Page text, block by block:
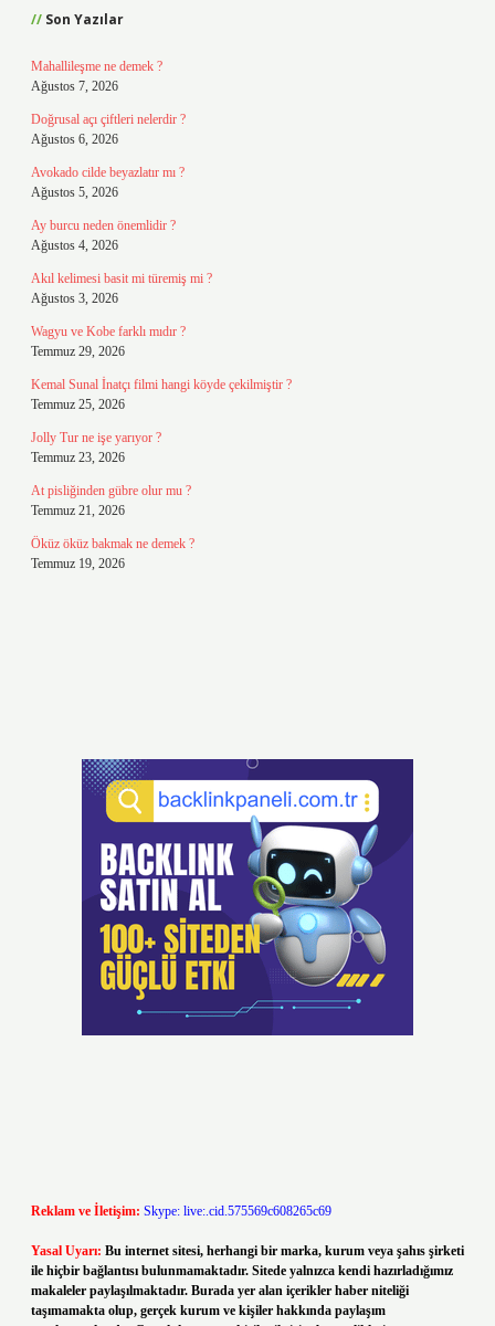
Son Yazılar
Mahallileşme ne demek ?
Ağustos 7, 2026
Doğrusal açı çiftleri nelerdir ?
Ağustos 6, 2026
Avokado cilde beyazlatır mı ?
Ağustos 5, 2026
Ay burcu neden önemlidir ?
Ağustos 4, 2026
Akıl kelimesi basit mi türemiş mi ?
Ağustos 3, 2026
Wagyu ve Kobe farklı mıdır ?
Temmuz 29, 2026
Kemal Sunal İnatçı filmi hangi köyde çekilmiştir ?
Temmuz 25, 2026
Jolly Tur ne işe yarıyor ?
Temmuz 23, 2026
At pisliğinden gübre olur mu ?
Temmuz 21, 2026
Öküz öküz bakmak ne demek ?
Temmuz 19, 2026
Reklam ve İletişim: Skype: live:.cid.575569c608265c69
Yasal Uyarı: Bu internet sitesi, herhangi bir marka, kurum veya şahıs şirketi
ile hiçbir bağlantısı bulunmamaktadır. Sitede yalnızca kendi hazırladığımız
makaleler paylaşılmaktadır. Burada yer alan içerikler haber niteliği
taşımamakta olup, gerçek kurum ve kişiler hakkında paylaşım